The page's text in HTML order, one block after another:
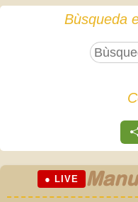
Bùsqueda
● LIVE